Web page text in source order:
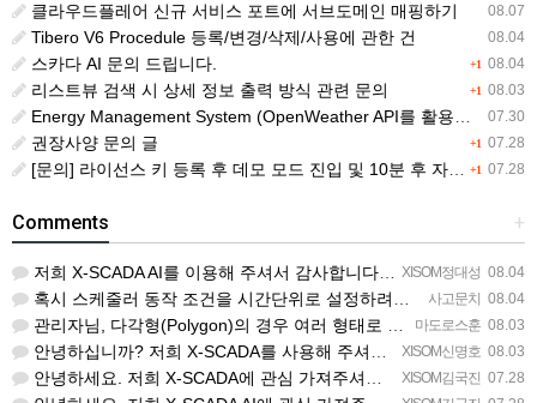
08.07
클라우드플레어 신규 서비스 포트에 서브도메인 매핑하기
08.04
Tibero V6 Procedule 등록/변경/삭제/사용에 관한 건
+1 08.04
스카다 AI 문의 드립니다.
+1 08.03
리스트뷰 검색 시 상세 정보 출력 방식 관련 문의
07.30
Energy Management System (OpenWeather API를 활용한 날씨 정보 조회)
+1 07.28
권장사양 문의 글
+1 07.28
[문의] 라이선스 키 등록 후 데모 모드 진입 및 10분 후 자동 종료 현상
+
Comments
XISOM정대성 08.04
저희 X-SCADA AI를 이용해 주셔서 감사합니다. 문의 사항에 대하여 답변드리겠습니다. 문의하신 내용을 …
사고문치 08.04
혹시 스케줄러 동작 조건을 시간단위로 설정하려면 일단위를 여러개 설정하는거 말고 방법이 있을까요?
마도로스훈 08.03
관리자님, 다각형(Polygon)의 경우 여러 형태로 도형을 그려서 첫 점과 끝 점을 이었음에도 불구하고 완…
XISOM신명호 08.03
안녕하십니까? 저희 X-SCADA를 사용해 주셔서 감사합니다. 문의하신 리스트뷰의 열 구성 변경 기능에 대해…
XISOM김국진 07.28
안녕하세요. 저희 X-SCADA에 관심 가져주셔서 감사합니다. 자이솜 웹사이트의 X-SCADA AI 소개 페…